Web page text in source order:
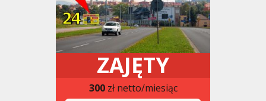
ZAJĘTY
300zł netto/miesiąc